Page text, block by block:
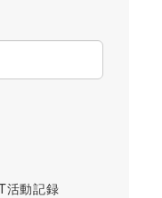
活動記録